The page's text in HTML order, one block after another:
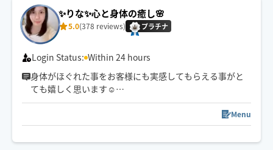
本来のパフォーマンスに戻るお手伝いをしています。
🌟身体を見極めた施術を心掛け、
同業セラピストからもご指名頂いてます。
✨りな✨心と身体の癒し️🌸
5.0(378 reviews) プラチナ
Login Status: Within 24 hours
身体がほぐれた事をお客様にも実感してもらえる事がと
ても嬉しく思います☺️
凝っている所を詳しく教えてくださりありがとうござい
とても励みになるレビューもありがとうございます🥹✨️
また会えるのを楽しみにしています🍀
Menu